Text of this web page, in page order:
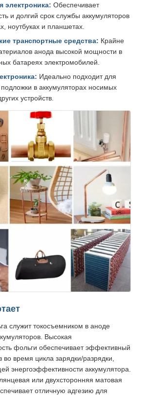
электроника: Обеспечивает
и долгий срок службы аккумуляторов
ноутбуках и планшетах.
транспортные средства: Крайне
анода высокой мощности в
батареях электромобилей.
Идеально подходит для
в аккумуляторах носимых
устройств.
служит токосъемником в аноде
Высокая
фольги обеспечивает эффективный
во время цикла зарядки/разрядки,
энергоэффективности аккумулятора.
или двухсторонняя матовая
отличную адгезию для